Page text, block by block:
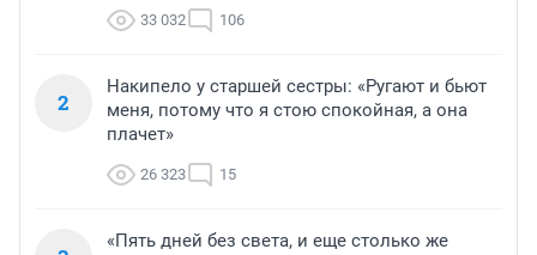
33 032 106
2
Накипело у старшей сестры: «Ругают и бьют
меня, потому что я стою спокойная, а она
плачет»
26 323 15
«Пять дней без света, и еще столько же